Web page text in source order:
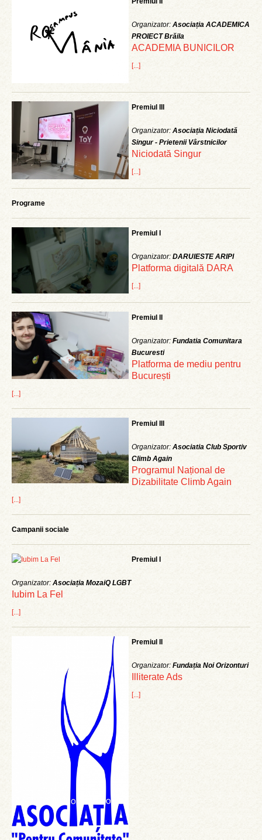
Organizator: Asociația ACADEMICA
PROIECT Brăila
ACADEMIA BUNICILOR
[...]
Premiul III
Organizator: Asociația Niciodată
Singur - Prietenii Vârstnicilor
Niciodată Singur
[...]
Programe
Premiul I
Organizator: DARUIESTE ARIPI
Platforma digitală DARA
[...]
Premiul II
Organizator: Fundatia Comunitara
Bucuresti
Platforma de mediu pentru
București
[...]
Premiul III
Organizator: Asociatia Club Sportiv
Climb Again
Programul Național de
Dizabilitate Climb Again
[...]
Campanii sociale
Premiul I
Organizator: Asociația MozaiQ LGBT
Iubim La Fel
[...]
Premiul II
Organizator: Fundația Noi Orizonturi
Illiterate Ads
[...]